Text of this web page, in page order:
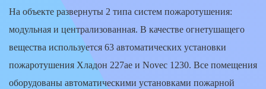
На объекте развернуты 2 типа систем пожаротушения:
модульная и централизованная. В качестве огнетушащего
вещества используется 63 автоматических установки
пожаротушения Хладон 227ае и Novec 1230. Все помещения
оборудованы автоматическими установками пожарной